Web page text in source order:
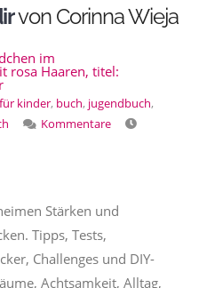
von Corinna Wieja
kinder, buch, jugendbuch,
Kommentare
Stärken und
Tipps, Tests,
Challenges und DIY-
Achtsamkeit, Alltag,